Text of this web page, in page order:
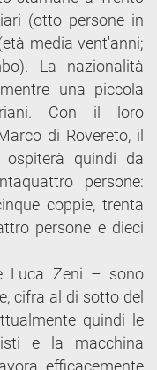
(otto persone in
media vent'anni;
La nazionalità
una piccola
Con il loro
di Rovereto, il
ospiterà quindi da
persone:
coppie, trenta
persone e dieci
Luca Zeni – sono
cifra al di sotto del
quindi le
e la macchina